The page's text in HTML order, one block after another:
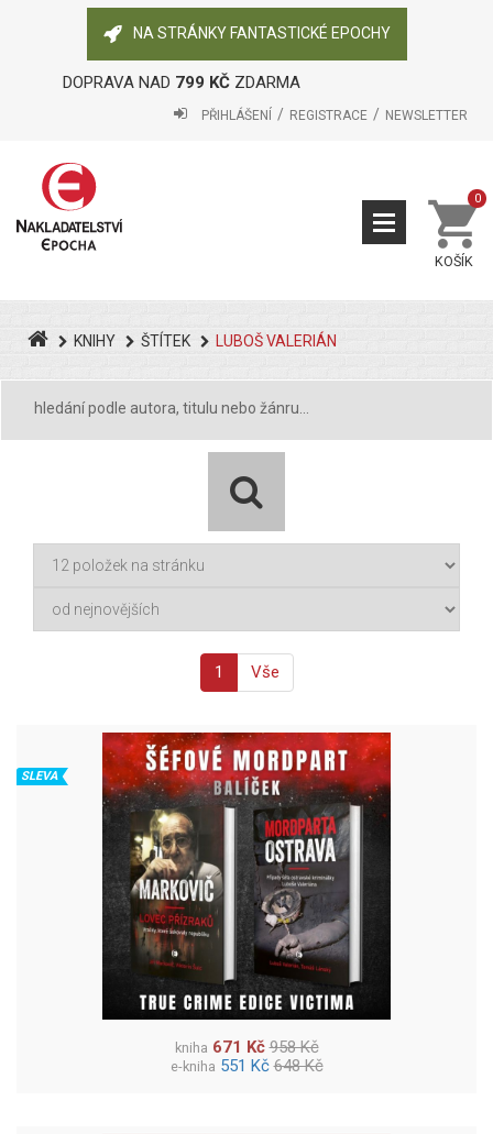
NA STRÁNKY FANTASTICKÉ EPOCHY
DOPRAVA NAD 799 KČZDARMA
PŘIHLÁŠENÍ REGISTRACE NEWSLETTER
KOŠÍK
0
KNIHY ŠTÍTEK LUBOŠ VALERIÁN
1 Vše
SLEVA
kniha 671 Kč 958 Kč
e-kniha 551 Kč 648 Kč